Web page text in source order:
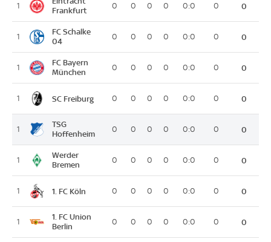
1
Frankfurt
0 0 0 0 0:0 0 0
1
FC Schalke
04
0 0 0 0 0:0 0 0
1
FC Bayern
München
0 0 0 0 0:0 0 0
1 SC Freiburg 0 0 0 0 0:0 0 0
1
TSG
Hoffenheim
0 0 0 0 0:0 0 0
1
Werder
Bremen
0 0 0 0 0:0 0 0
1 1. FC Köln 0 0 0 0 0:0 0 0
1
1. FC Union
Berlin
0 0 0 0 0:0 0 0